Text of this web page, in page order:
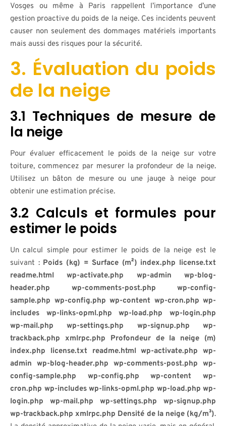
Vosges ou même à Paris rappellent l’importance d’une
gestion proactive du poids de la neige. Ces incidents peuvent
causer non seulement des dommages matériels importants
mais aussi des risques pour la sécurité.
3. Évaluation du poids
de la neige
3.1 Techniques de mesure de
la neige
Pour évaluer efficacement le poids de la neige sur votre
toiture, commencez par mesurer la profondeur de la neige.
Utilisez un bâton de mesure ou une jauge à neige pour
obtenir une estimation précise.
3.2 Calculs et formules pour
estimer le poids
Un calcul simple pour estimer le poids de la neige est le
suivant : Poids (kg) = Surface (m²) index.php license.txt
readme.html wp-activate.php wp-admin wp-blog-
header.php wp-comments-post.php wp-config-
sample.php wp-config.php wp-content wp-cron.php wp-
includes wp-links-opml.php wp-load.php wp-login.php
wp-mail.php wp-settings.php wp-signup.php wp-
trackback.php xmlrpc.php Profondeur de la neige (m)
index.php license.txt readme.html wp-activate.php wp-
admin wp-blog-header.php wp-comments-post.php wp-
config-sample.php wp-config.php wp-content wp-
cron.php wp-includes wp-links-opml.php wp-load.php wp-
login.php wp-mail.php wp-settings.php wp-signup.php
wp-trackback.php xmlrpc.php Densité de la neige (kg/m³).